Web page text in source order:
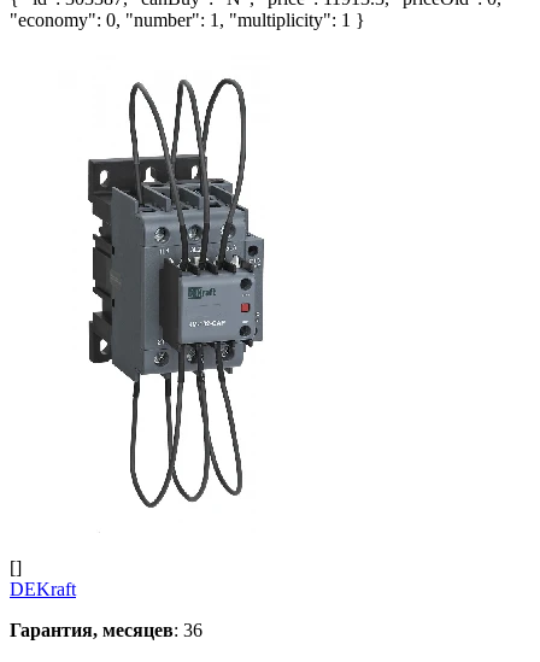
"economy": 0, "number": 1, "multiplicity": 1 }
[]
DEKraft
Гарантия, месяцев: 36